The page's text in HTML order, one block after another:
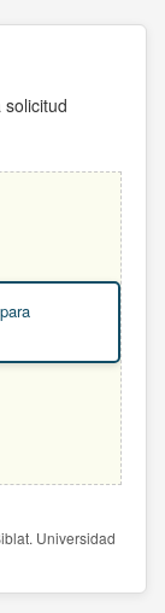
Universidad